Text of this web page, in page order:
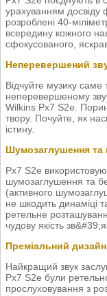
урахуванням досвіду
розроблені 40-
всередину кожного
сфокусованого,
Неперевершений
Відчуйте музику саме
неперевершеному
Wilkins Px7 S2e.
твору. Почуйте, як
істину.
Шумозаглушення та
Px7 S2e
шумозаглушення та
(активного
не шкодить динаміці
ретельне
чудову якість
Преміальний
Найкращий звук
Px7 S2e були
прослуховування з